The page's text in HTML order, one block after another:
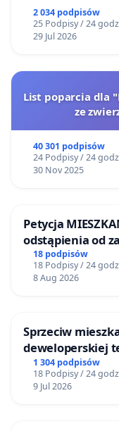
2 034 podpisów
25 Podpisy / 24
29 Jul 2026
List poparcia dla
ze
40 301 podpisów
24 Podpisy / 24
30 Nov 2025
Petycja
odstąpienia od
nieruchomości
18 podpisów
18 Podpisy / 24
8 Aug 2026
Sprzeciw
deweloperskiej
Bulwarów
1 304 podpisów
18 Podpisy / 24
9 Jul 2026